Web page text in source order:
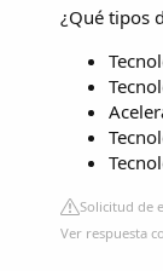
¿Qué tipos
Solicitud de
Ver respuesta